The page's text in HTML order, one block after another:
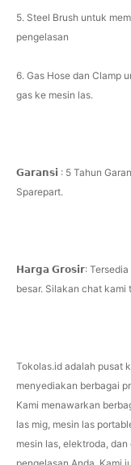
5. Steel Brush untuk
pengelasan
6. Gas Hose dan Clamp
gas ke mesin las.
𝗚𝗮𝗿𝗮𝗻𝘀𝗶 : 5 Tahun
Sparepart.
𝗛𝗮𝗿𝗴𝗮 𝗚𝗿𝗼𝘀𝗶𝗿:
besar. Silakan chat
Tokolas.id adalah pusat
menyediakan berbagai
Kami menawarkan
las mig, mesin las
mesin las, elektroda,